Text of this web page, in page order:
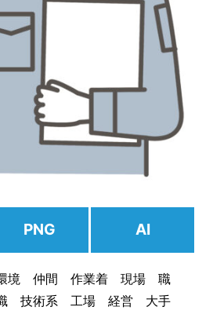
PNG AI
境 仲間 作業着 現場 職
技術系 工場 経営 大手